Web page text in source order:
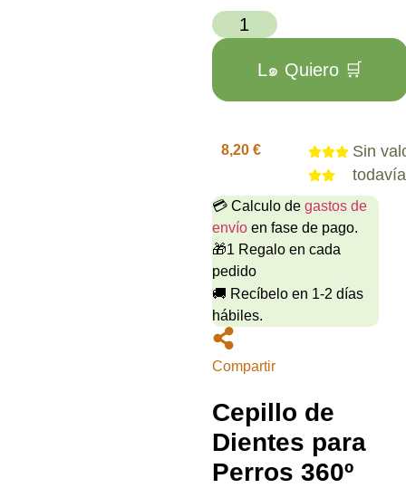
L๑ Quiero 🛒
8,20 €
Sin
todavía
💳 Calculo de gastos de
envíoen fase de pago.
🎁1 Regalo en cada
pedido
🚚 Recíbelo en 1-2 días
hábiles.
Compartir
Cepillo de
Dientes para
Perros 360º